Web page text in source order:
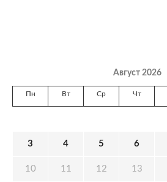
Август 2026
Пн Вт Ср Чт
3 4 5 6
10 11 12 13